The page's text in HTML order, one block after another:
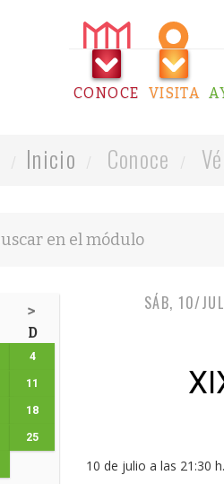
CONOCE VISITA
Inicio Conoce
>
D
4
11
18
25
SÁB, 10/
10 de julio a las 21:30